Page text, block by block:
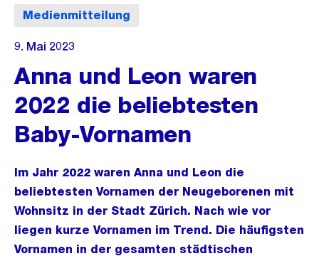
Medienmitteilung
9. Mai 2023
Anna und Leon waren
2022 die beliebtesten
Baby-Vornamen
Im Jahr 2022 waren Anna und Leon die
beliebtesten Vornamen der Neugeborenen mit
Wohnsitz in der Stadt Zürich. Nach wie vor
liegen kurze Vornamen im Trend. Die häufigsten
Vornamen in der gesamten städtischen